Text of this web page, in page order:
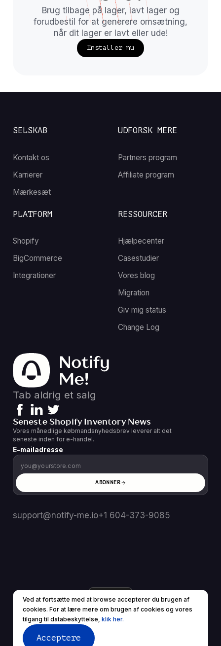
Ved at fortsætte med at browse accepterer du brugen af ​​
cookies. For at lære mere om brugen af ​​cookies og vores
tilgang til databeskyttelse, klik her.
Acceptere
Brug tilbage på lager, lavt lager og
forudbestil for at generere omsætning,
når dit lager er lavt eller ude!
Installer nu
SELSKAB
Kontakt os
Karrierer
Mærkesæt
RESSOURCER
Hjælpecenter
Casestudier
Vores blog
Migration
Giv mig status
Change Log
UDFORSK MERE
Partners program
Affiliate program
PLATFORM
Shopify
BigCommerce
Integrationer
Tab aldrig et salg
Seneste Shopify Inventory News
Vores månedlige købmandsnyhedsbrev leverer alt det
seneste inden for e-handel.
E-mailadresse
ABONNER
support@notify-me.io+1 604-373-9085
© 2025 Alle rettigheder forbeholdes.
ServicevilkårPrivatlivspolitik